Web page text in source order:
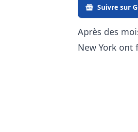
Suivre sur
Après des
New York ont